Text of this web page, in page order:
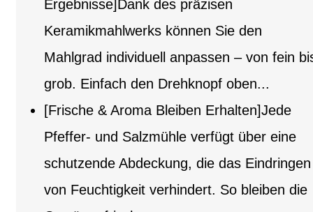
Ergebnisse]Dank des präzisen
Keramikmahlwerks können Sie den
Mahlgrad individuell anpassen – von fein
grob. Einfach den Drehknopf oben...
[Frische & Aroma Bleiben Erhalten]Jede
Pfeffer- und Salzmühle verfügt über eine
schutzende Abdeckung, die das Eindringen
von Feuchtigkeit verhindert. So bleiben die